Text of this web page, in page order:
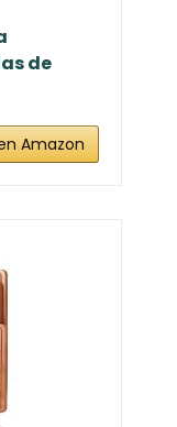
de
Amazon